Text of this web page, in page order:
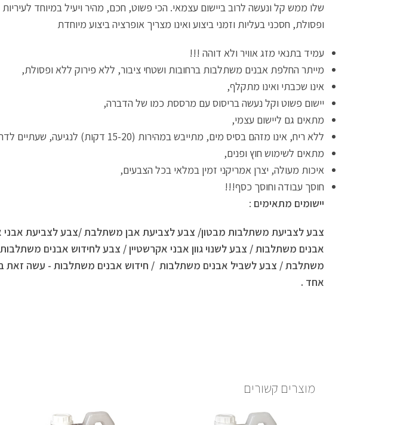
שלו ממש קל ונעשה לרוב ביישום עצמאי. הכי פשוט, חכם, מהיר ויעיל במיוחד
ופסולת, חסכני בעליות וזמני ביצוע ואינו מצריך אופרציה ביצוע מיוחדת
עמיד בתנאי מזג אוויר ולא דוהה !!!
מייתר החלפת אבנים משתלבות ברחובות ושטחי ציבור, ללא פירוק ללא ופסולת,
אינו שכבתי ואינו מתקלף,
יישום פשוט וקל נעשה בריסוס עם מרססת כמו של הדברה,
מתאים גם ליישום עצמי,
ללא ריח, אינו מזהם בסיס מים, מתייבש במהירות (15-20 דקות) לנגיעה, שעתיים לדריכה, 48 שעות לשטיפה,
מתאים לשימוש חוץ ופנים,
איכות מעולה, יצרן אמריקני זמין במלאי בכל הצבעים,
חוסך עבודה וחוסך כסף!!!
יישומים מתאימים :
צבע לצביעת משתלבות מבטון/ צבע לצביעת אבן משתלבת/צבע לצביעת אבני
אבנים משתלבות / צבע לשנוי גוון אבני אקרשטיין / צבע לחידוש אבנים
משתלבת / צבע לשביל אבנים משתלבות / חידוש אבנים משתלבות - עשה
אחד .
מוצרים קשורים